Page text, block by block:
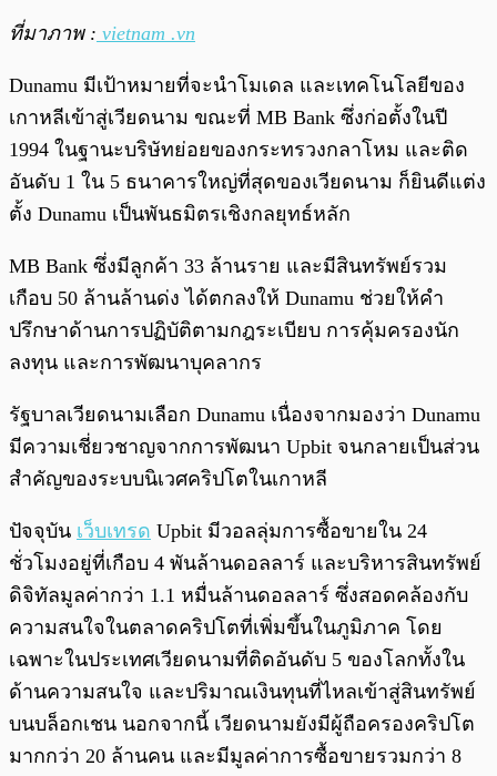
ที่มาภาพ : vietnam .vn
Dunamu มีเป้าหมายที่จะนำโมเดล และเทคโนโลยีของ
เกาหลีเข้าสู่เวียดนาม ขณะที่ MB Bank ซึ่งก่อตั้งในปี
1994 ในฐานะบริษัทย่อยของกระทรวงกลาโหม และติด
อันดับ 1 ใน 5 ธนาคารใหญ่ที่สุดของเวียดนาม ก็ยินดีแต่ง
ตั้ง Dunamu เป็นพันธมิตรเชิงกลยุทธ์หลัก
MB Bank ซึ่งมีลูกค้า 33 ล้านราย และมีสินทรัพย์รวม
เกือบ 50 ล้านล้านด่ง ได้ตกลงให้ Dunamu ช่วยให้คำ
ปรึกษาด้านการปฏิบัติตามกฎระเบียบ การคุ้มครองนัก
ลงทุน และการพัฒนาบุคลากร
รัฐบาลเวียดนามเลือก Dunamu เนื่องจากมองว่า Dunamu
มีความเชี่ยวชาญจากการพัฒนา Upbit จนกลายเป็นส่วน
สำคัญของระบบนิเวศคริปโตในเกาหลี
ปัจจุบัน เว็บเทรด Upbit มีวอลลุ่มการซื้อขายใน 24
ชั่วโมงอยู่ที่เกือบ 4 พันล้านดอลลาร์ และบริหารสินทรัพย์
ดิจิทัลมูลค่ากว่า 1.1 หมื่นล้านดอลลาร์ ซึ่งสอดคล้องกับ
ความสนใจในตลาดคริปโตที่เพิ่มขึ้นในภูมิภาค โดย
เฉพาะในประเทศเวียดนามที่ติดอันดับ 5 ของโลกทั้งใน
ด้านความสนใจ และปริมาณเงินทุนที่ไหลเข้าสู่สินทรัพย์
บนบล็อกเชน นอกจากนี้ เวียดนามยังมีผู้ถือครองคริปโต
มากกว่า 20 ล้านคน และมีมูลค่าการซื้อขายรวมกว่า 8